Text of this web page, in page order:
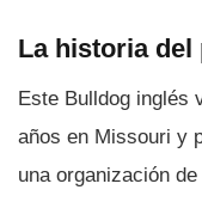
La historia del
Este Bulldog inglés
años en Missouri y
una organización